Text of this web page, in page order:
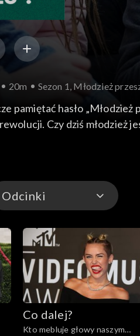
20m Sezon 1, Młodzież
pamiętać hasło
Czy dziś młodzież
i Tomasz Rowiński
Odcinki
Odcinki
Co dalej?
Kto mebluje głowy naszym